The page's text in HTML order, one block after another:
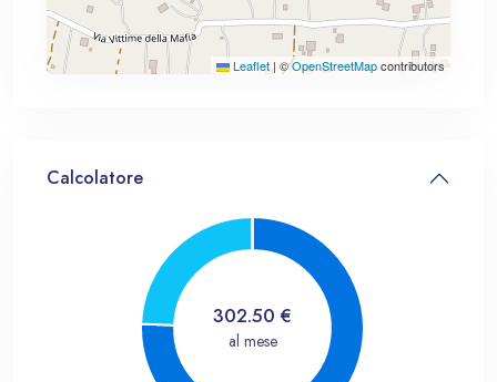
Leaflet | ©OpenStreetMapcontributors
Calcolatore
302.50 €
al mese